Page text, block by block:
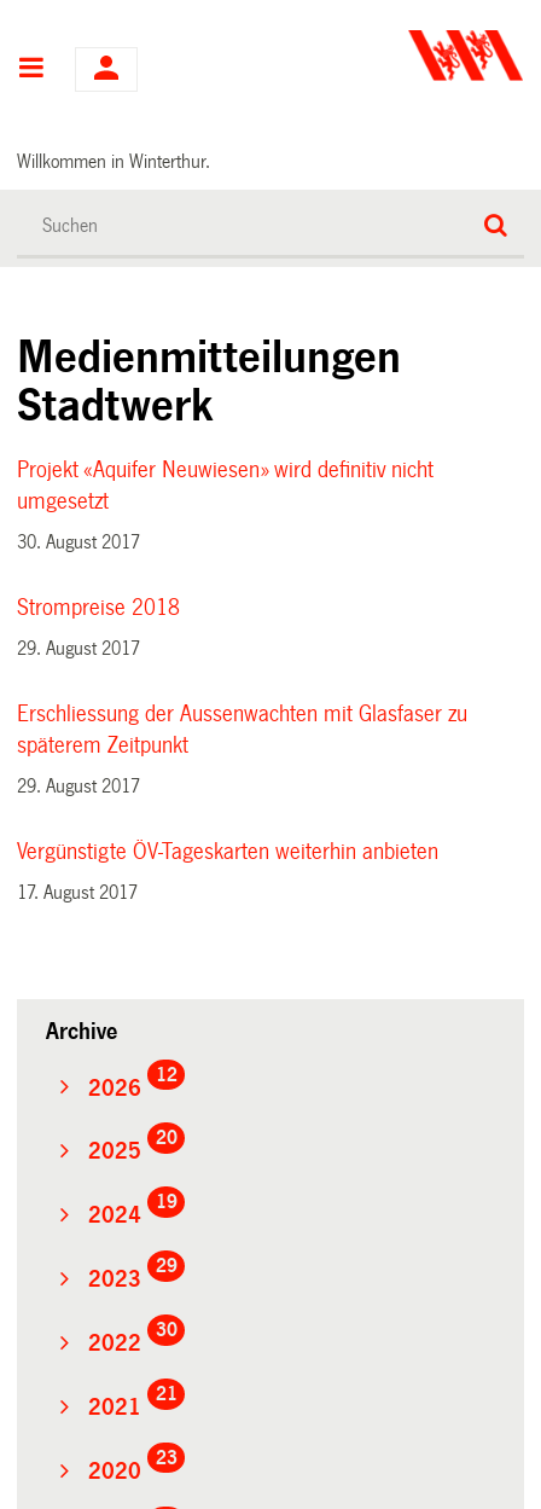
Hauptnavigation
Willkommen in Winterthur.
Medienmitteilungen
Stadtwerk
Projekt «Aquifer Neuwiesen» wird definitiv nicht
umgesetzt
30. August 2017
Strompreise 2018
29. August 2017
Erschliessung der Aussenwachten mit Glasfaser zu
späterem Zeitpunkt
29. August 2017
Vergünstigte ÖV-Tageskarten weiterhin anbieten
17. August 2017
Archive
2026
12
2025
20
2024
19
2023
29
2022
30
2021
21
2020
23